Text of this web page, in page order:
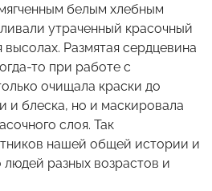
белым хлебным
утраченный красочный
Размятая сердцевина
то при работе с
очищала краски до
и блеска, но и маскировала
слоя. Так
нашей общей истории и
разных возрастов и